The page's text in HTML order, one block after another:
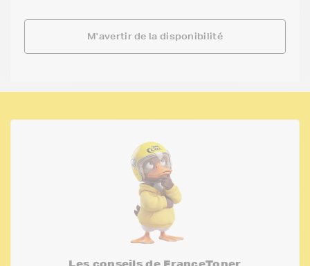
M'avertir de la disponibilité